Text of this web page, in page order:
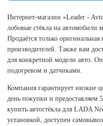
Интернет-магазин «Leader -
лобовые стёкла на
Продаётся только
производителей. Также вам
для конкретной модели авто.
подогревом и датчиками.
Компания гарантирует низкие
день покупки и
купить автостёкла для LADA
установкой, доступен